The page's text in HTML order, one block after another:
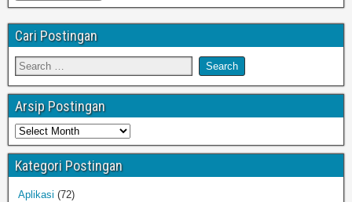
Cari Postingan
Arsip Postingan
Kategori Postingan
Aplikasi (72)